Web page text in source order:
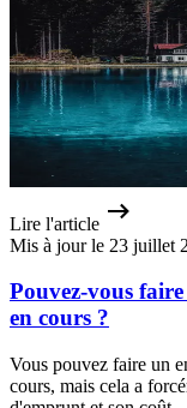
Lire l'article
Mis à jour le 23 juillet
Pouvez-vous
en cours ?
Vous pouvez faire un
cours, mais cela a